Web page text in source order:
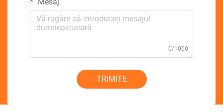
0/1000
TRIMITE